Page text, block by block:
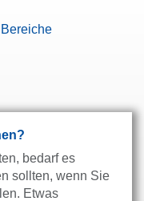
bedarf es
sollten, wenn Sie
Etwas